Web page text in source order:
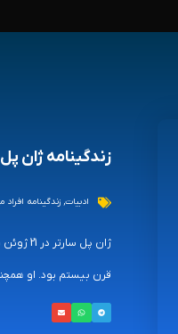
زندگینامه ژان
ادبیات, زندگینامه افراد
قرن بیستم بود. او